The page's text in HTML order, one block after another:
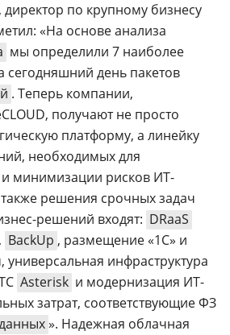
, директор по крупному бизнесу
«На основе анализа
мы определили 7 наиболее
сегодняшний день пакетов
. Теперь компании,
получают не просто
платформу, а линейку
необходимых для
минимизации рисков ИТ-
решения срочных задач
решений входят: DRaaS
BackUp , размещение «1С» и
универсальная инфраструктура
Asterisk и модернизация ИТ-
затрат, соответствующие ФЗ
». Надежная облачная